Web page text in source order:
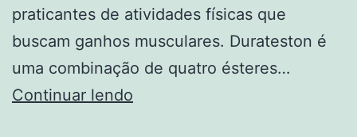
praticantes de atividades físicas que
buscam ganhos musculares. Durateston é
uma combinação de quatro ésteres…
Continuar lendo